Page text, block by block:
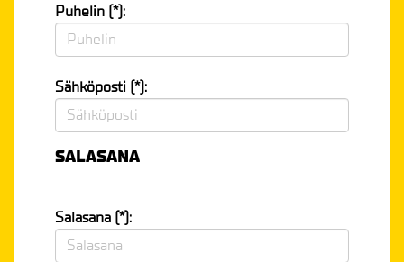
Puhelin (*):
Sähköposti (*):
SALASANA
Salasana (*):